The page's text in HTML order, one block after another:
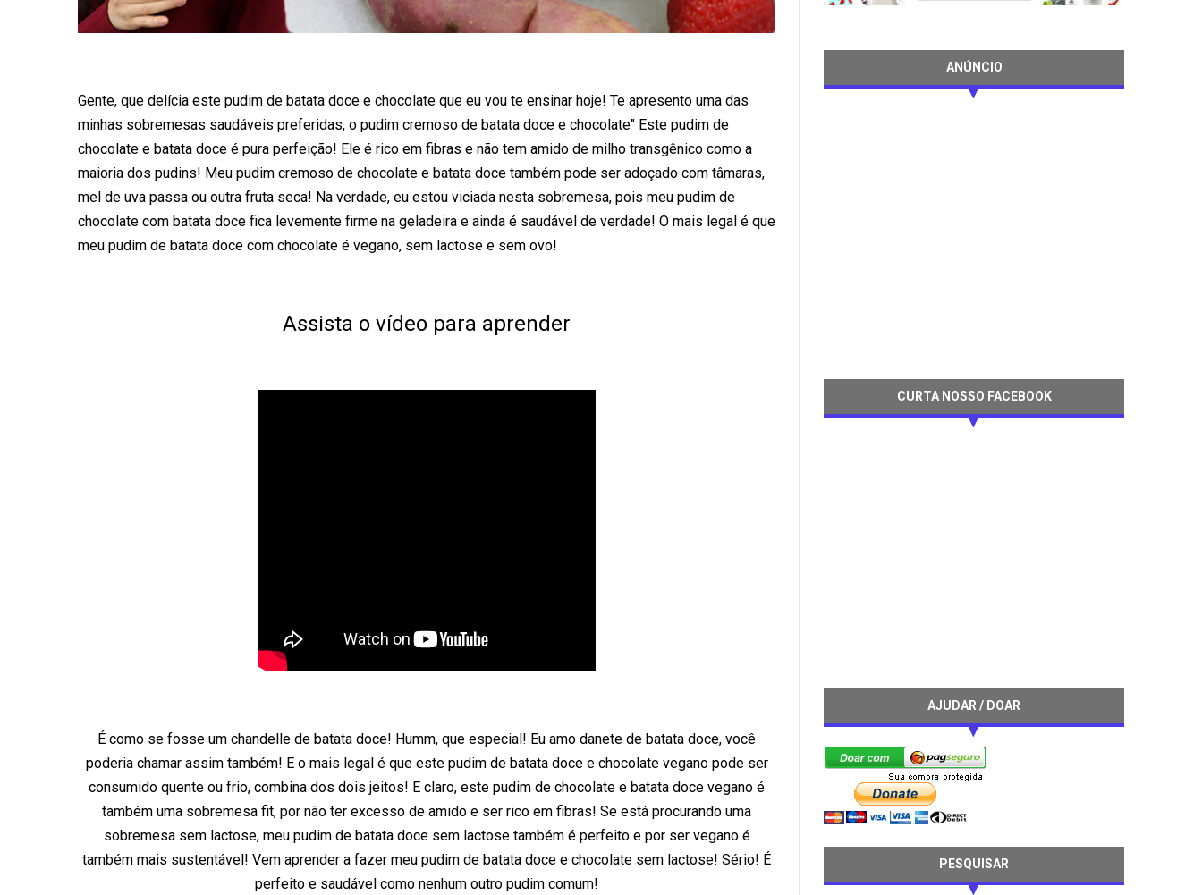
Gente, que delícia este pudim de batata doce e chocolate que eu vou te ensinar hoje! Te apresento uma das
minhas sobremesas saudáveis preferidas, o pudim cremoso de batata doce e chocolate" Este pudim de
chocolate e batata doce é pura perfeição! Ele é rico em fibras e não tem amido de milho transgênico como a
maioria dos pudins! Meu pudim cremoso de chocolate e batata doce também pode ser adoçado com tâmaras,
mel de uva passa ou outra fruta seca! Na verdade, eu estou viciada nesta sobremesa, pois meu pudim de
chocolate com batata doce fica levemente firme na geladeira e ainda é saudável de verdade! O mais legal é que
meu pudim de batata doce com chocolate é vegano, sem lactose e sem ovo!
Assista o vídeo para aprender
É como se fosse um chandelle de batata doce! Humm, que especial! Eu amo danete de batata doce, você
poderia chamar assim também! E o mais legal é que este pudim de batata doce e chocolate vegano pode ser
consumido quente ou frio, combina dos dois jeitos! E claro, este pudim de chocolate e batata doce vegano é
também uma sobremesa fit, por não ter excesso de amido e ser rico em fibras! Se está procurando uma
sobremesa sem lactose, meu pudim de batata doce sem lactose também é perfeito e por ser vegano é
também mais sustentável! Vem aprender a fazer meu pudim de batata doce e chocolate sem lactose! Sério! É
perfeito e saudável como nenhum outro pudim comum!
ANÚNCIO
CURTA NOSSO FACEBOOK
AJUDAR / DOAR
PESQUISAR